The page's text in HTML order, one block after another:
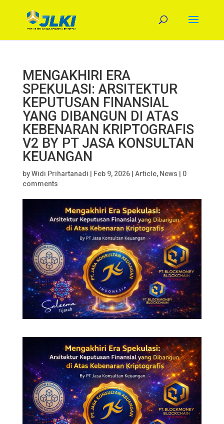
MENGAKHIRI ERA
SPEKULASI: ARSITEKTUR
KEPUTUSAN FINANSIAL
YANG DIBANGUN DI ATAS
KEBENARAN KRIPTOGRAFIS
V2 BY PT JASA KONSULTAN
KEUANGAN
byWidi Prihartanadi Feb 9, 2026| Article, News
0
comments